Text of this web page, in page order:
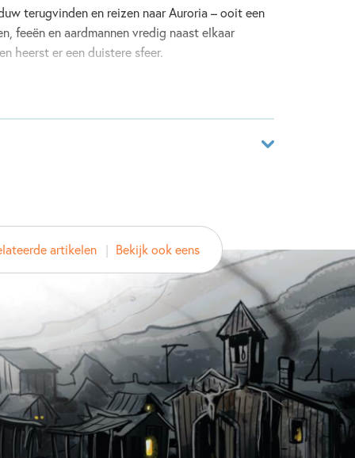
terugvinden en reizen naar Auroria – ooit een
feeën en aardmannen vredig naast elkaar
heerst er een duistere sfeer.
artikelen Bekijk ook eens